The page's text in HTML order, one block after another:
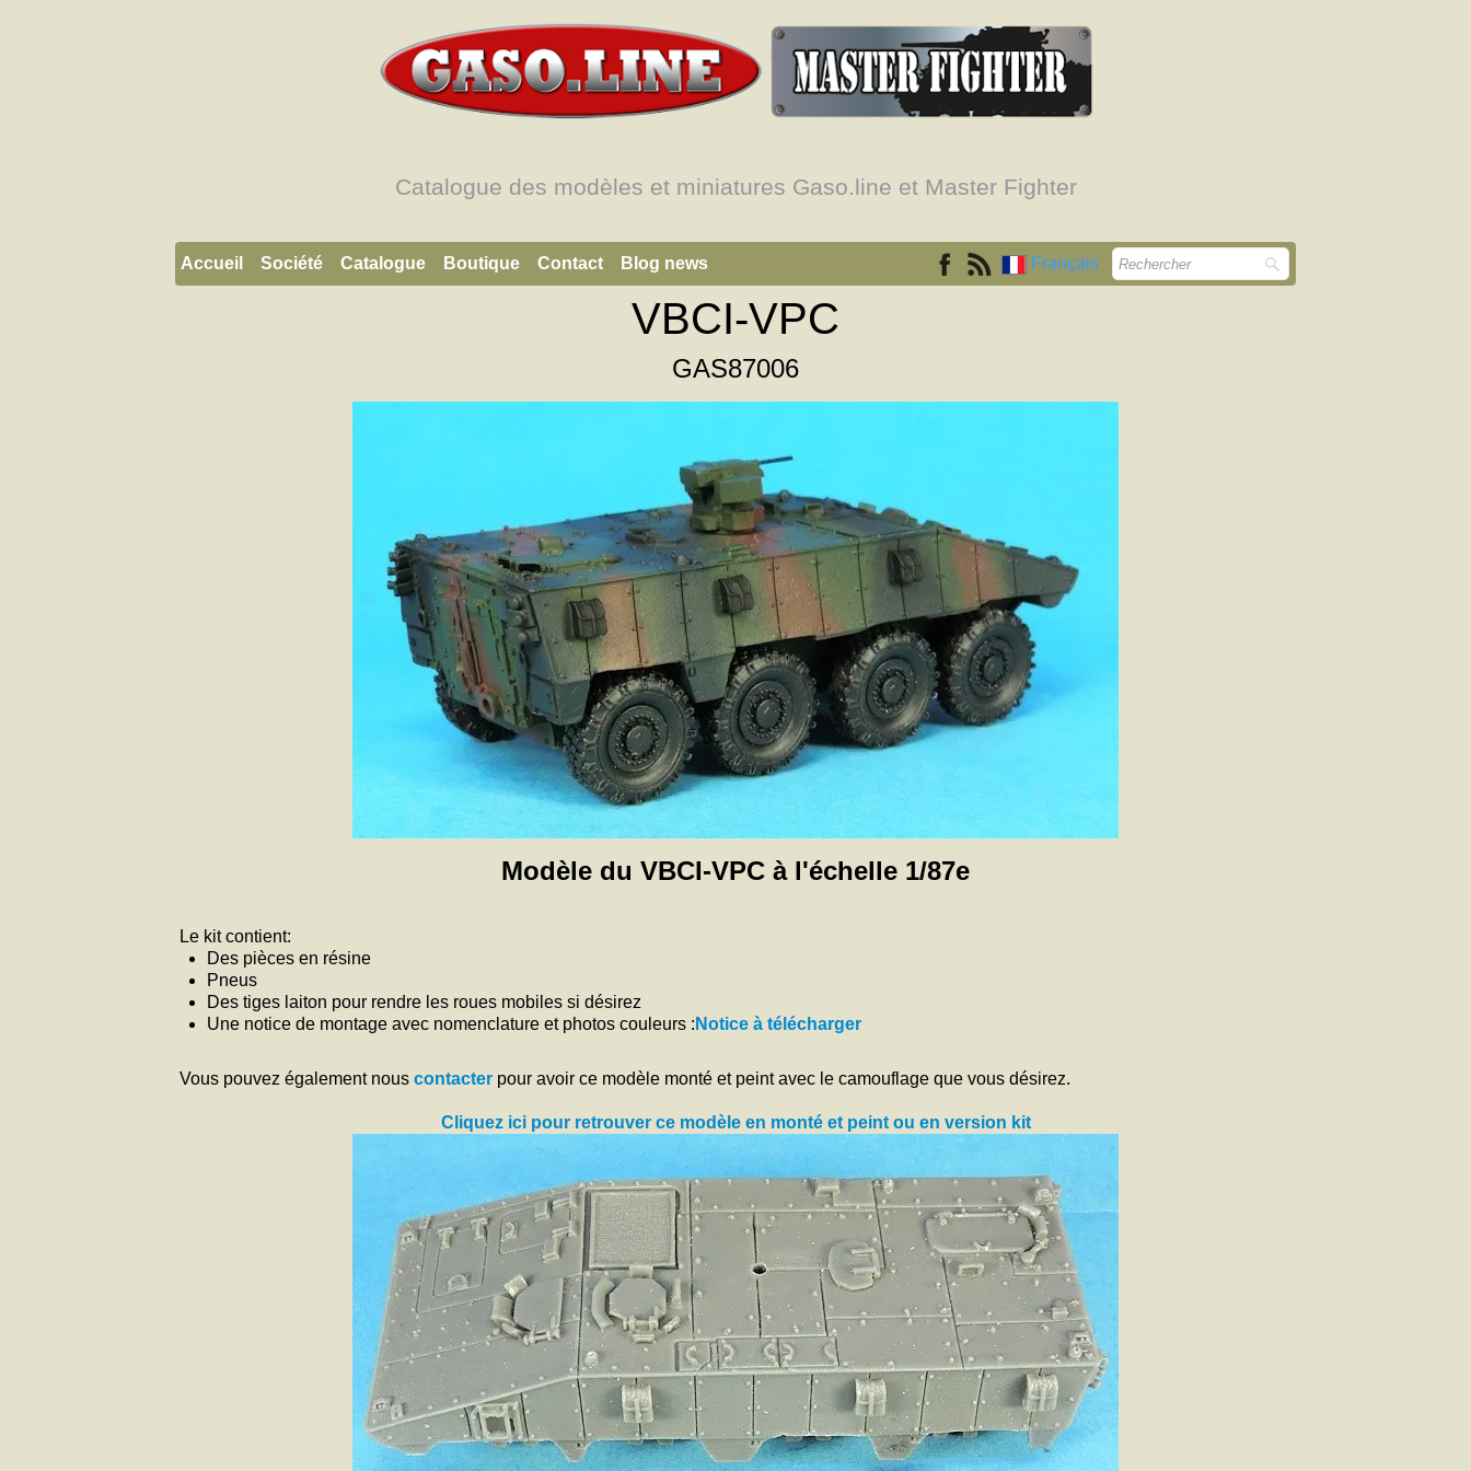
Catalogue des modèles et miniatures Gaso.line et Master Fighter
Français
Accueil Société Catalogue Boutique Contact Blog news
VBCI-VPC
GAS87006
Modèle du VBCI-VPC à l'échelle 1/87e
Le kit contient:
Des pièces en résine
Pneus
Des tiges laiton pour rendre les roues mobiles si désirez
Une notice de montage avec nomenclature et photos couleurs : Notice à télécharger
Vous pouvez également nous contacter pour avoir ce modèle monté et peint avec le camouflage que vous désirez.
Cliquez ici pour retrouver ce modèle en monté et peint ou en version kit